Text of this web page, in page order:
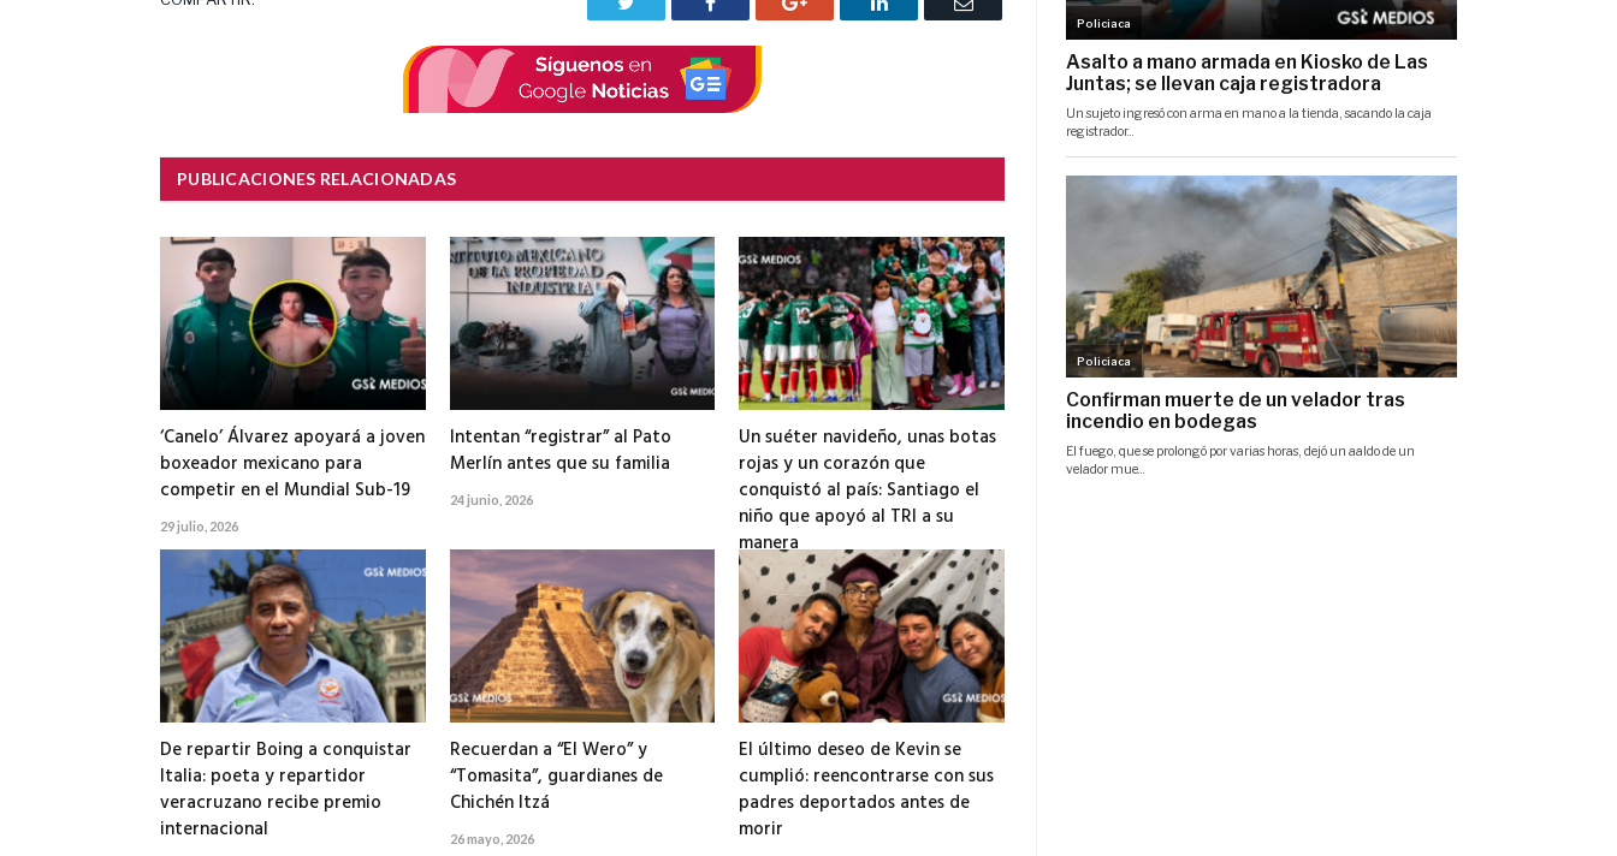
PUBLICACIONES RELACIONADAS
‘Canelo’ Álvarez apoyará a joven
boxeador mexicano para
competir en el Mundial Sub-19
29 julio, 2026
Intentan “registrar” al Pato
Merlín antes que su familia
24 junio, 2026
Un suéter navideño, unas botas
rojas y un corazón que
conquistó al país: Santiago el
niño que apoyó al TRI a su
manera
13 junio, 2026
De repartir Boing a conquistar
Italia: poeta y repartidor
veracruzano recibe premio
internacional
Recuerdan a “El Wero” y
“Tomasita”, guardianes de
Chichén Itzá
26 mayo, 2026
El último deseo de Kevin se
cumplió: reencontrarse con sus
padres deportados antes de
morir